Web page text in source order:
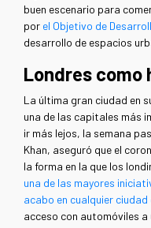
buen escenario para
por el Objetivo de
desarrollo de espacios
Londres como
La última gran ciudad en
una de las capitales más
ir más lejos, la semana
Khan, aseguró que el
la forma en la que los
una de las mayores
acabo en cualquier ciudad
acceso con automóviles